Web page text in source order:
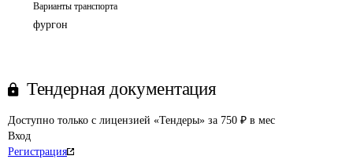
Варианты транспорта
фургон
Тендерная документация
Доступно только с лицензией «Тендеры» за 750 ₽ в мес
Вход
Регистрация